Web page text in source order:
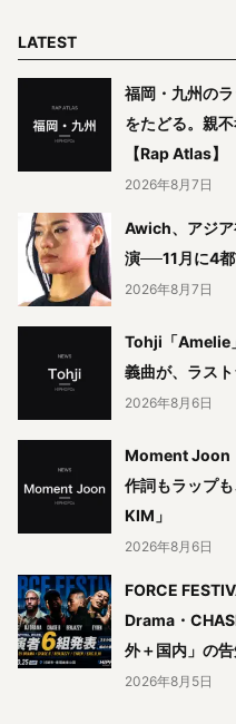
LATEST
福岡・九州の
をたどる。親
【Rap Atlas】
2026年8月7日
Awich、アジ
演──11月に4
2026年8月7日
Tohji「Amelie
義曲が、ラス
2026年8月6日
Moment Joon
作詞もラップ
KIM」
2026年8月6日
FORCE
Drama・
外＋国内」の
2026年8月5日